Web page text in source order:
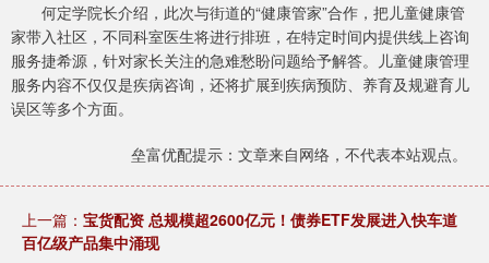
何定学院长介绍，此次与街道的“健康管家”合作，把儿童健康管
家带入社区，不同科室医生将进行排班，在特定时间内提供线上咨询
服务捷希源，针对家长关注的急难愁盼问题给予解答。儿童健康管理
服务内容不仅仅是疾病咨询，还将扩展到疾病预防、养育及规避育儿
误区等多个方面。
垒富优配提示：文章来自网络，不代表本站观点。
上一篇： 宝货配资 总规模超2600亿元！债券ETF发展进入快车道
百亿级产品集中涌现